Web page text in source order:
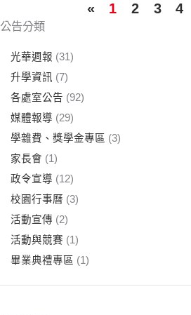
« 1 2 3 4
公告分類
光華週報 (31)
升學資訊 (7)
各處室公告 (92)
媒體報導 (29)
學雜費、獎學金專區 (3)
家長會 (1)
政令宣導 (12)
校園行事曆 (3)
活動宣傳 (2)
活動與競賽 (1)
畢業典禮專區 (1)